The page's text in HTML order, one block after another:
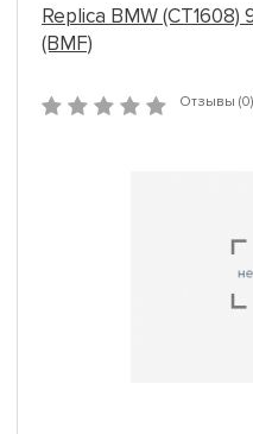
Replica BMW (CT1608)
(BMF)
Отзывы (0)